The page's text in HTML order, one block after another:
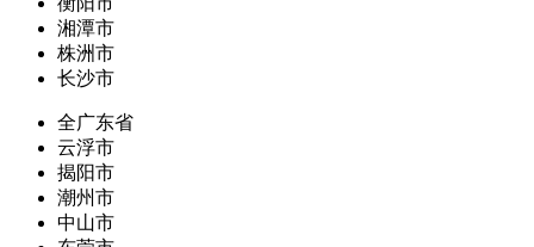
湘潭市
株洲市
长沙市
全广东省
云浮市
揭阳市
潮州市
中山市